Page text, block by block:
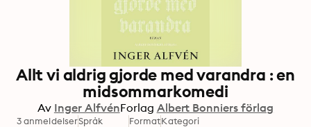
Allt vi aldrig gjorde med varandra : en
midsommarkomedi
Av Inger AlfvénForlag Albert Bonniers förlag
3 anmeldelserSpråk FormatKategori